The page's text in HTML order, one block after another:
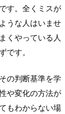
す。全くミスが
うな人はいませ
くやっている人
す。
の判断基準を学
や変化の方法が
もわからない場